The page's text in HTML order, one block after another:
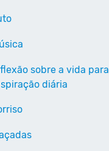
sobre a vida para
diária